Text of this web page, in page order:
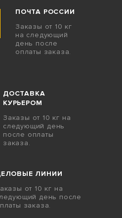
ПОЧТА РОССИИ
Заказы от 10 кг
на следующий
день после
оплаты заказа.
ДОСТАВКА
КУРЬЕРОМ
Заказы от 10 кг на
следующий день
после оплаты
заказа.
ЛИНИИ
от 10 кг на
день после
заказа.